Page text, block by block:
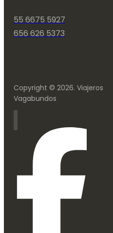
55 6675 5927
656 626 5373
Copyright © 2026. Viajeros
Vagabundos